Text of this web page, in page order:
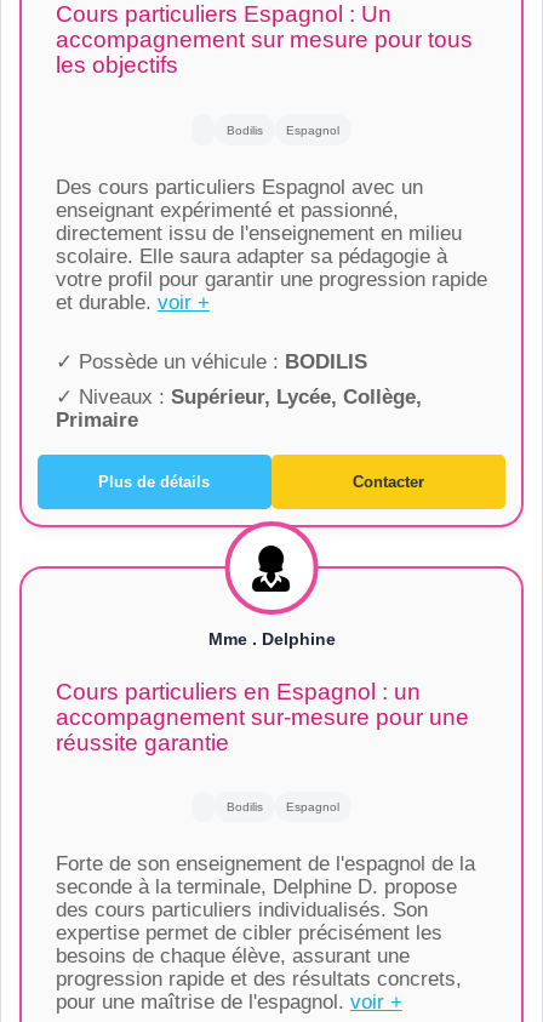
Cours particuliers Espagnol : Un
accompagnement sur mesure pour tous
les objectifs
Bodilis Espagnol
Des cours particuliers Espagnol avec un
enseignant expérimenté et passionné,
directement issu de l'enseignement en milieu
scolaire. Elle saura adapter sa pédagogie à
votre profil pour garantir une progression rapide
et durable. voir +
✓ Possède un véhicule : BODILIS
✓ Niveaux : Supérieur, Lycée, Collège,
Primaire
Plus de détails Contacter
Mme . Delphine
Cours particuliers en Espagnol : un
accompagnement sur-mesure pour une
réussite garantie
Bodilis Espagnol
Forte de son enseignement de l'espagnol de la
seconde à la terminale, Delphine D. propose
des cours particuliers individualisés. Son
expertise permet de cibler précisément les
besoins de chaque élève, assurant une
progression rapide et des résultats concrets,
pour une maîtrise de l'espagnol. voir +